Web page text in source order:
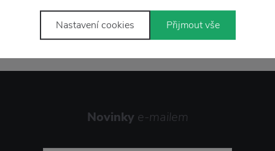
Showroomve Zlíně
Novinky e-mailem
Nastavení cookies Přijmout vše